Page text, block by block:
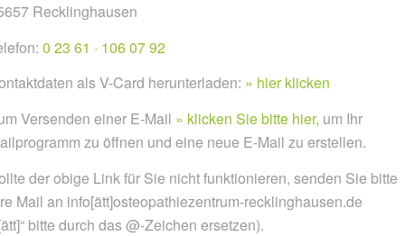
Recklinghausen
0 23 61 · 106 07 92
als V-Card herunterladen:
hier klicken
Versenden einer E-Mail
klicken Sie bitte hier, um Ihr
zu öffnen und eine neue E-Mail zu erstellen.
der obige Link für Sie nicht funktionieren, senden Sie bitte
Mail an info[ätt]osteopathiezentrum-recklinghausen.de
bitte durch das @-Zeichen ersetzen).